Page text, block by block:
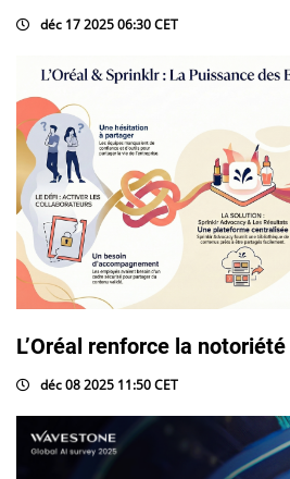
déc 17 2025 06:30 CET
L’Oréal renforce la notoriété
déc 08 2025 11:50 CET